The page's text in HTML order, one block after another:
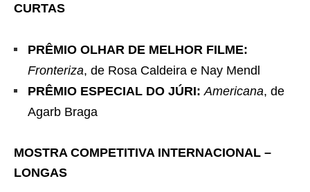
CURTAS
PRÊMIO OLHAR DE MELHOR FILME:
Fronteriza, de Rosa Caldeira e Nay Mendl
PRÊMIO ESPECIAL DO JÚRI: Americana, de
Agarb Braga
MOSTRA COMPETITIVA INTERNACIONAL –
LONGAS